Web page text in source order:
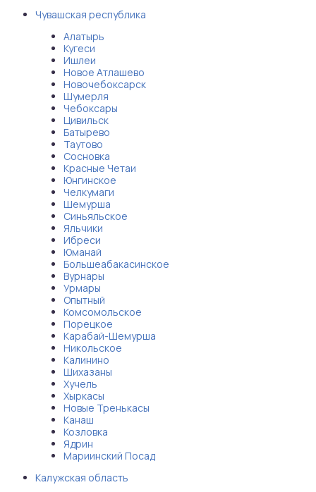
Чувашская республика
Алатырь
Кугеси
Ишлеи
Новое Атлашево
Новочебоксарск
Шумерля
Чебоксары
Цивильск
Батырево
Таутово
Сосновка
Красные Четаи
Юнгинское
Челкумаги
Шемурша
Синьяльское
Яльчики
Ибреси
Юманай
Большеабакасинское
Вурнары
Урмары
Опытный
Комсомольское
Порецкое
Карабай-Шемурша
Никольское
Калинино
Шихазаны
Хучель
Хыркасы
Новые Тренькасы
Канаш
Козловка
Ядрин
Мариинский Посад
Калужская область